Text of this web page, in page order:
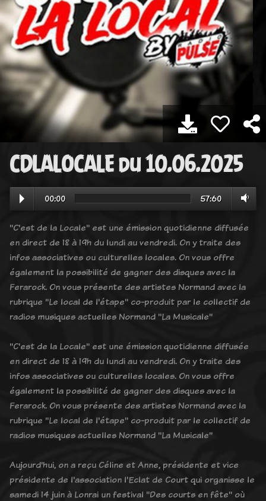
CDLALOCALE du 10.06.2025
00:00 57:60
"C'est de la Locale" est une émission quotidienne diffusée
en direct de 18 à 19h du lundi au vendredi. On y traite des
infos associatives ou culturelles locales. On vous offre
également la possibilité de gagner des disques avec la
Ferarock. On vous présente des artistes Normand avec la
rubrique "Le local de l'étape" co-produit par le collectif de
radios musiques actuelles Normand "La Musicale"
"C'est de la Locale" est une émission quotidienne diffusée
en direct de 18 à 19h du lundi au vendredi. On y traite des
infos associatives ou culturelles locales. On vous offre
également la possibilité de gagner des disques avec la
Ferarock. On vous présente des artistes Normand avec la
rubrique "Le local de l'étape" co-produit par le collectif de
radios musiques actuelles Normand "La Musicale"
Aujourd'hui, on a reçu Céline et Anne, présidente et vice
présidente de l'association l'Eclat de Court qui organisse le
samedi 14 juin à Lonrai un festival "Des courts en fête" où